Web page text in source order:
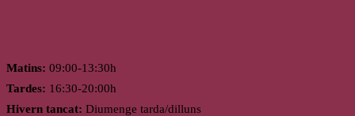
Matins: 09:00-13:30h
Tardes: 16:30-20:00h
Hivern tancat: Diumenge tarda/dilluns